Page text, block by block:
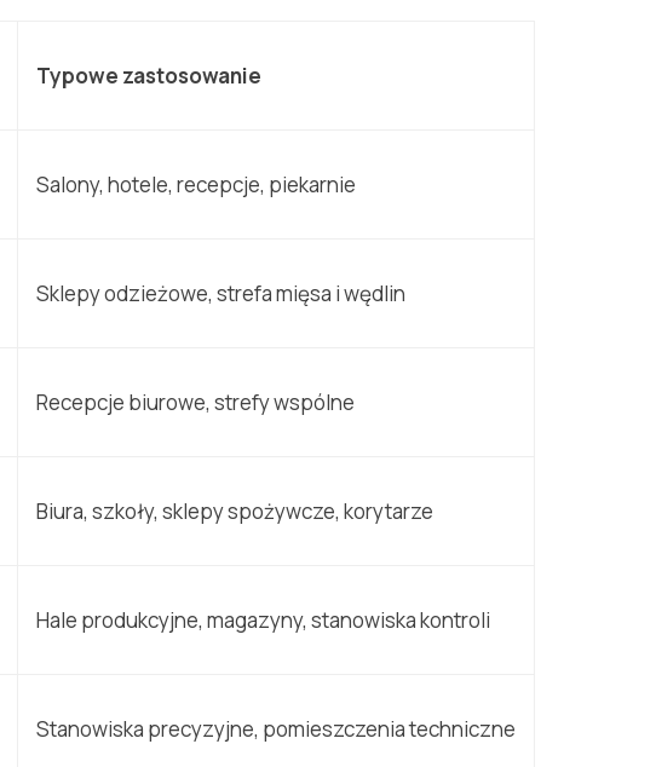
Typowe zastosowanie
Salony, hotele, recepcje, piekarnie
Sklepy odzieżowe, strefa mięsa i wędlin
Recepcje biurowe, strefy wspólne
Biura, szkoły, sklepy spożywcze, korytarze
Hale produkcyjne, magazyny, stanowiska kontroli
Stanowiska precyzyjne, pomieszczenia techniczne